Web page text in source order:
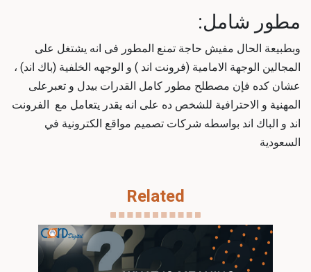
مطور شامل:
وبطبيعة الحال مفيش حاجة تمنع المطور فى انه يشتغل على
المجالين الوجهة الامامية (فرونت اند ) و الوجهه الخلفية (باك اند) ،
عشان كده فإن مصطلح مطور كامل القدرات بيدل و تعبرعلى
المهنية و الاحترافية للشخص ده على انه يقدر يتعامل مع الفرونت
اند و الباك اند بواسطه شركات تصميم مواقع الكترونية في
السعودية
Related